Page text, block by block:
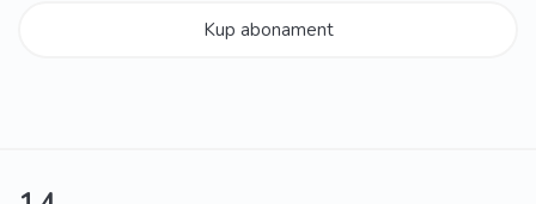
Kup abonament